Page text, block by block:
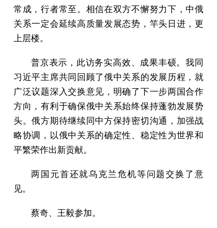
常成，行者常至。相信在双方不懈努力下，中俄
关系一定会延续高质量发展态势，竿头日进，更
上层楼。
普京表示，此访务实高效、成果丰硕。我同
习近平主席共同回顾了俄中关系的发展历程，就
广泛议题深入交换意见，明确了下一步两国合作
方向，有利于确保俄中关系始终保持蓬勃发展势
头。俄方期待继续同中方保持密切沟通，加强战
略协调，以俄中关系的确定性、稳定性为世界和
平繁荣作出新贡献。
两国元首还就乌克兰危机等问题交换了意
见。
蔡奇、王毅参加。